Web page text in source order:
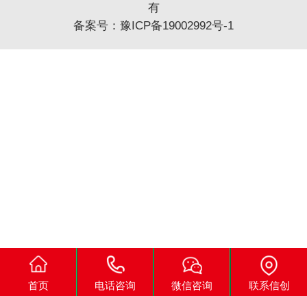
有
备案号： 豫ICP备19002992号-1
首页 电话咨询 微信咨询 联系信创